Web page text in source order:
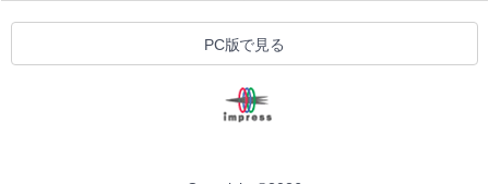
PC版で見る